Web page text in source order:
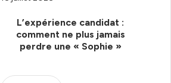
L’expérience candidat :
comment ne plus jamais
perdre une « Sophie »